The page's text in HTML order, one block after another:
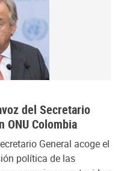
del Secretario
ONU Colombia
General acoge el
política de las